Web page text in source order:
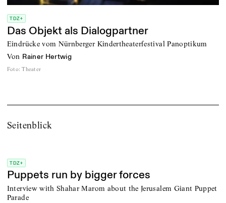
TDZ+
Das Objekt als Dialogpartner
Eindrücke vom Nürnberger Kindertheaterfestival Panoptikum
von Rainer Hertwig
Foto: Theater
Seitenblick
TDZ+
Puppets run by bigger forces
Interview with Shahar Marom about the Jerusalem Giant Puppet
Parade